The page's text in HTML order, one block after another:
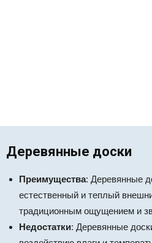
Деревянные доски
Преимущества: Деревянные
естественный и теплый
традиционным ощущением и
Недостатки: Деревянные